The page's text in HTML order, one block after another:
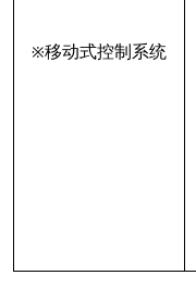
※移动式控制系统